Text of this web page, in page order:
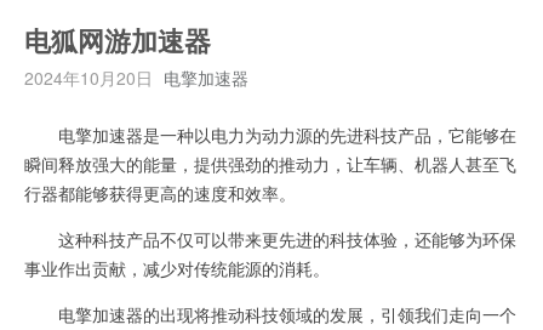
电狐网游加速器
2024年10月20日 电擎加速器
电擎加速器是一种以电力为动力源的先进科技产品，它能够在
瞬间释放强大的能量，提供强劲的推动力，让车辆、机器人甚至飞
行器都能够获得更高的速度和效率。
这种科技产品不仅可以带来更先进的科技体验，还能够为环保
事业作出贡献，减少对传统能源的消耗。
电擎加速器的出现将推动科技领域的发展，引领我们走向一个